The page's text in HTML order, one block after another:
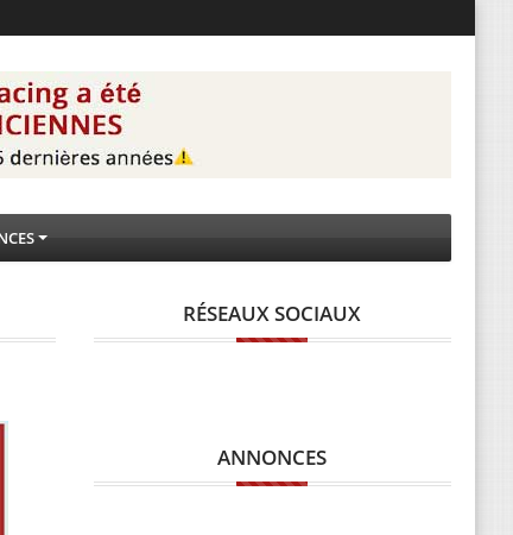
RÉSEAUX SOCIAUX
ANNONCES